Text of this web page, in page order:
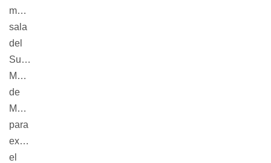
maravillosa
sala
del
Subte
Municipal
de
Montevideo
para
exhibir
el